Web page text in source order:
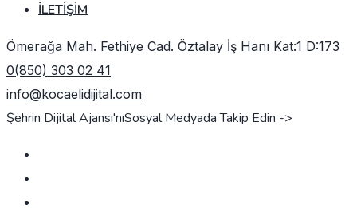
İLETIŞIM
Ömerağa Mah. Fethiye Cad. Öztalay İş Hanı Kat:1 D:173
0(850) 303 02 41
info@kocaelidijital.com
Şehrin Dijital Ajansı'nıSosyal Medyada Takip Edin ->